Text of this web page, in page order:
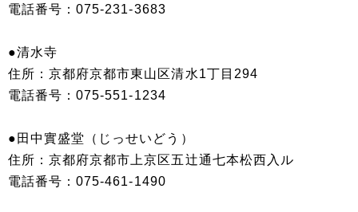
電話番号：075-231-3683
●清水寺
住所：京都府京都市東山区清水1丁目294
電話番号：075-551-1234
●田中實盛堂（じっせいどう）
住所：京都府京都市上京区五辻通七本松西入ル
電話番号：075-461-1490